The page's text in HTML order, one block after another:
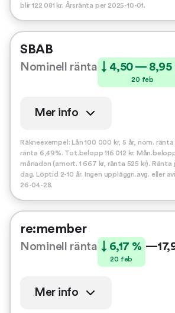
blir 122 081 kr. Årsränta per 2025-10-01.
SBAB
Nominell ränta ↓ 4,50 — 8,95
20 feb
Mer info
Räkneexempel: Lån 100 000 kr, 5 år, nom.
ränta 6,49%. Tot.belopp 116 012 kr.
månaden (amort. 1 667 kr, ränta 525 kr). Ränta
dag. Löptid 2-10 år. Ingen uppläggn.avg. eller
26-04-28.
re:member
Nominell ränta ↓ 6,17 %
20 feb
—
Mer info